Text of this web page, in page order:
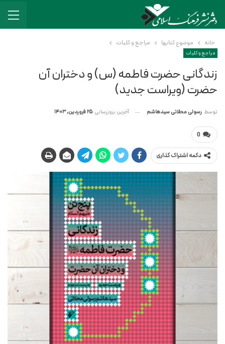
خانه موضوع کتابها مراجع و کلیات
مراجع و کلیات
زندگانی حضرت فاطمه (س) و دختران آن
حضرت (ویراست جدید)
توسط رسولی محلاتی سیدهاشم آخرین بروزرسانی 25 فروردین, 1403
0
دکمه اشتراک گذاری